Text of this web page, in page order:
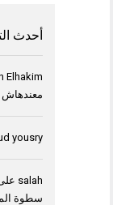
أحدث
Elhakim
yousry
salah
سطوة